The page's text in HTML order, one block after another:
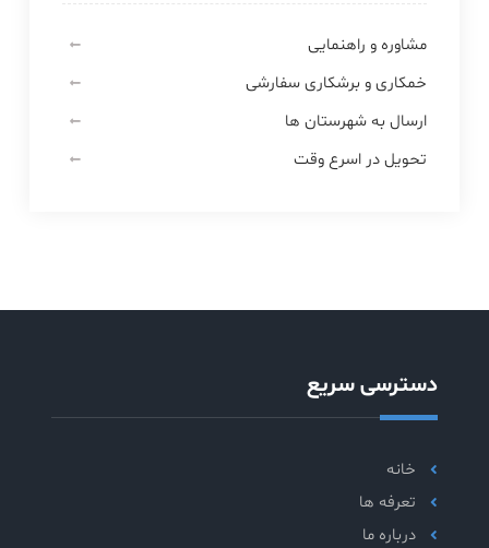
مشاوره و راهنمایی
خمکاری و برشکاری سفارشی
ارسال به شهرستان ها
تحویل در اسرع وقت
دسترسی سریع
خانه
تعرفه ها
درباره ما